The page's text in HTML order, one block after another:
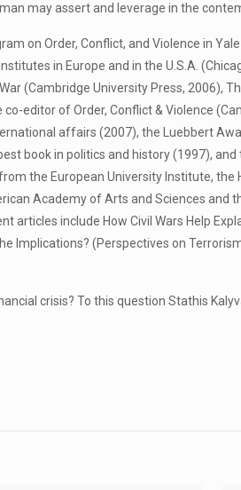
may assert and leverage in the
on Order, Conflict, and Violence in
in Europe and in the U.S.A.
(Cambridge University Press, 2006),
editor of Order, Conflict & Violence
affairs (2007), the Luebbert
book in politics and history (1997),
the European University Institute, the
Academy of Arts and Sciences and
include How Civil Wars Help
Implications? (Perspectives on
crisis? To this question Stathis